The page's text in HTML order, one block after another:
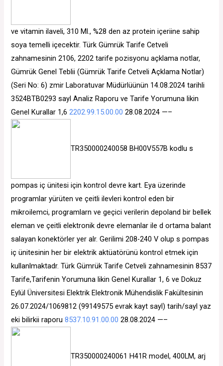
ve vitamin ilaveli, 310 Ml., %28 den az protein içeriine sahip
soya temelli içecektir. Türk Gümrük Tarife Cetveli
zahnamesinin 2106, 2202 tarife pozisyonu açklama notlar,
Gümrük Genel Teblii (Gümrük Tarife Cetveli Açklama Notlar)
(Seri No: 6) zmir Laboratuvar Müdürlüünün 14.08.2024 tarihli
3524BTB0293 sayl Analiz Raporu ve Tarife Yorumuna likin
Genel Kurallar 1,62202.99.15.00.00 28.08.2024 —–
TR350000240058 BH00V557B kodlu s
pompas iç ünitesi için kontrol devre kart. Eya üzerinde
programlar yürüten ve çeitli ilevleri kontrol eden bir
mikroilemci, programlarn ve geçici verilerin depoland bir bellek
eleman ve çeitli elektronik devre elemanlar ile d ortama balant
salayan konektörler yer alr. Gerilimi 208-240 V olup s pompas
iç ünitesinin her bir elektrik aktüatörünü kontrol etmek için
kullanlmaktadr. Türk Gümrük Tarife Cetveli zahnamesinin 8537
Tarife,Tarifenin Yorumuna likin Genel Kurallar 1, 6 ve Dokuz
Eylül Üniversitesi Elektrik Elektronik Mühendislik Fakültesinin
26.07.2024/1069812 (99149575 evrak kayt sayl) tarih/sayl yaz
eki bilirkii raporu8537.10.91.00.00 28.08.2024 —–
TR350000240061 H41R model, 400LM, arj